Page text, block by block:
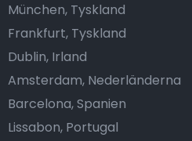
München, Tyskland
Frankfurt, Tyskland
Dublin, Irland
Amsterdam, Nederländerna
Barcelona, Spanien
Lissabon, Portugal